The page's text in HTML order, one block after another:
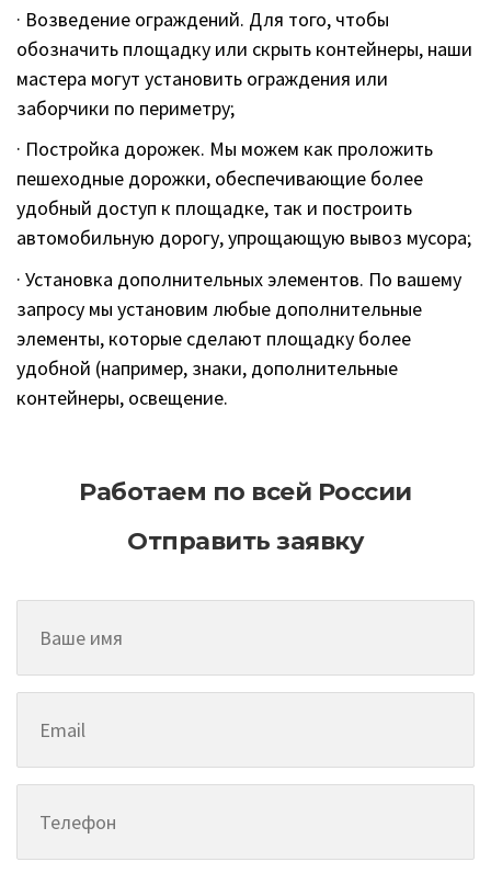
· Возведение ограждений. Для того, чтобы
обозначить площадку или скрыть контейнеры, наши
мастера могут установить ограждения или
заборчики по периметру;
· Постройка дорожек. Мы можем как проложить
пешеходные дорожки, обеспечивающие более
удобный доступ к площадке, так и построить
автомобильную дорогу, упрощающую вывоз мусора;
· Установка дополнительных элементов. По вашему
запросу мы установим любые дополнительные
элементы, которые сделают площадку более
удобной (например, знаки, дополнительные
контейнеры, освещение.
Работаем по всей России
Отправить заявку